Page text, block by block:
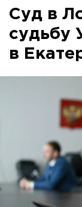
Суд в
судьбу
в